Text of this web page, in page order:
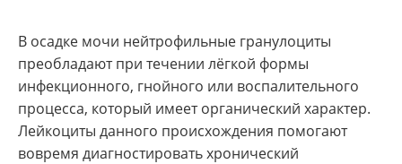
В осадке мочи нейтрофильные гранулоциты
преобладают при течении лёгкой формы
инфекционного, гнойного или воспалительного
процесса, который имеет органический характер.
Лейкоциты данного происхождения помогают
вовремя диагностировать хронический